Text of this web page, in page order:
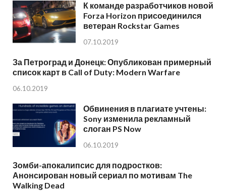
К команде разработчиков новой
Forza Horizon присоединился
ветеран Rockstar Games
07.10.2019
За Петроград и Донецк: Опубликован примерный
список карт в Call of Duty: Modern Warfare
06.10.2019
Обвинения в плагиате учтены:
Sony изменила рекламный
слоган PS Now
06.10.2019
Зомби-апокалипсис для подростков:
Анонсирован новый сериал по мотивам The
Walking Dead